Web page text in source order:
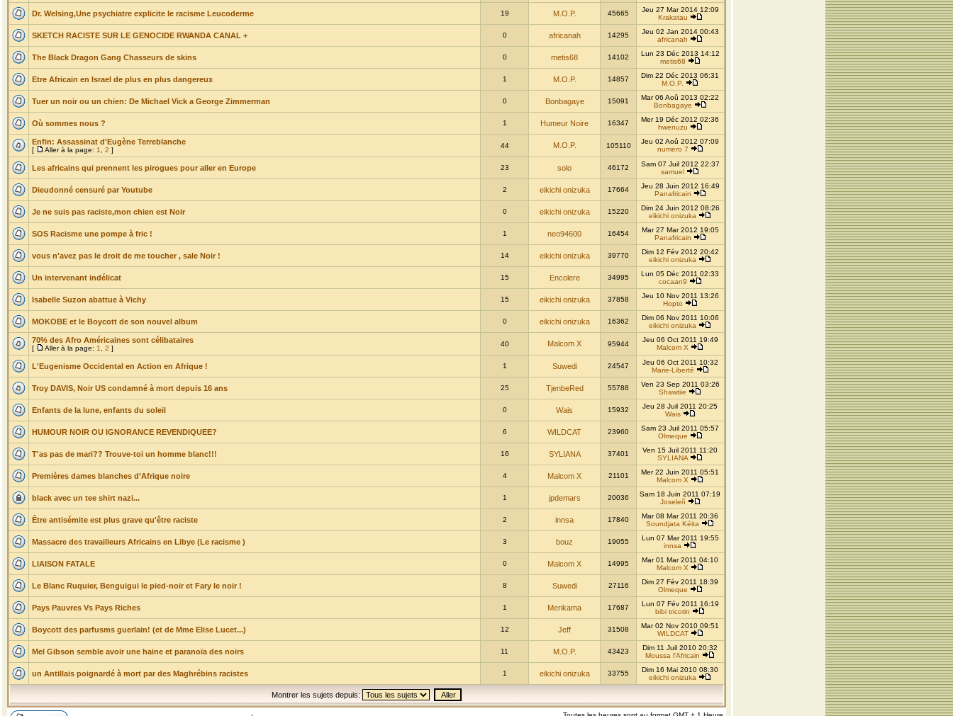
Dr. Welsing,Une psychiatre explicite le racisme Leucoderme 19 M.O.P. 45665
Jeu 27 Mar 2014 12:09
Krakatau
SKETCH RACISTE SUR LE GENOCIDE RWANDA CANAL + 0 africanah 14295
Jeu 02 Jan 2014 00:43
africanah
The Black Dragon Gang Chasseurs de skins 0 metis68 14102
Lun 23 Déc 2013 14:12
metis68
Etre Africain en Israel de plus en plus dangereux 1 M.O.P. 14857
Dim 22 Déc 2013 06:31
M.O.P.
Tuer un noir ou un chien: De Michael Vick a George Zimmerman 0 Bonbagaye 15091
Mar 06 Aoû 2013 02:22
Bonbagaye
Où sommes nous ? 1 Humeur Noire 16347
Mer 19 Déc 2012 02:36
hwenuzu
Enfin: Assassinat d'Eugène Terreblanche
[ Aller à la page: 1 2 ]
44 M.O.P. 105110
Jeu 02 Aoû 2012 07:09
numero 7
Les africains qui prennent les pirogues pour aller en Europe 23 solo 46172
Sam 07 Juil 2012 22:37
samuel
Dieudonné censuré par Youtube 2 eikichi onizuka 17664
Jeu 28 Juin 2012 16:49
Panafricain
Je ne suis pas raciste,mon chien est Noir 0 eikichi onizuka 15220
Dim 24 Juin 2012 08:26
eikichi onizuka
SOS Racisme une pompe à fric ! 1 neo94600 16454
Mar 27 Mar 2012 19:05
Panafricain
vous n'avez pas le droit de me toucher , sale Noir ! 14 eikichi onizuka 39770
Dim 12 Fév 2012 20:42
eikichi onizuka
Un intervenant indélicat 15 Encolere 34995
Lun 05 Déc 2011 02:33
cocaan9
Isabelle Suzon abattue à Vichy 15 eikichi onizuka 37858
Jeu 10 Nov 2011 13:26
Hopto
MOKOBE et le Boycott de son nouvel album 0 eikichi onizuka 16362
Dim 06 Nov 2011 10:06
eikichi onizuka
70% des Afro Américaines sont célibataires
[ Aller à la page: 1 2 ]
40 Malcom X 95944
Jeu 06 Oct 2011 19:49
Malcom X
L'Eugenisme Occidental en Action en Afrique ! 1 Suwedi 24547
Jeu 06 Oct 2011 10:32
Marie-Liberté
Troy DAVIS, Noir US condamné à mort depuis 16 ans 25 TjenbeRed 55788
Ven 23 Sep 2011 03:26
Shawtiie
Enfants de la lune, enfants du soleil 0 Wais 15932
Jeu 28 Juil 2011 20:25
Wais
HUMOUR NOIR OU IGNORANCE REVENDIQUEE? 6 WILDCAT 23960
Sam 23 Juil 2011 05:57
Olmeque
T'as pas de mari?? Trouve-toi un homme blanc!!! 16 SYLIANA 37401
Ven 15 Juil 2011 11:20
SYLIANA
Premières dames blanches d’Afrique noire 4 Malcom X 21101
Mer 22 Juin 2011 05:51
Malcom X
black avec un tee shirt nazi... 1 jpdemars 20036
Sam 18 Juin 2011 07:19
Joseleñ
Être antisémite est plus grave qu'être raciste 2 innsa 17840
Mar 08 Mar 2011 20:36
Soundjata Kéita
Massacre des travailleurs Africains en Libye (Le racisme ) 3 bouz 19055
Lun 07 Mar 2011 19:55
innsa
LIAISON FATALE 0 Malcom X 14995
Mar 01 Mar 2011 04:10
Malcom X
Le Blanc Ruquier, Benguigui le pied-noir et Fary le noir ! 8 Suwedi 27116
Dim 27 Fév 2011 18:39
Olmeque
Pays Pauvres Vs Pays Riches 1 Merikama 17687
Lun 07 Fév 2011 16:19
bibi tricotin
Boycott des parfusms guerlain! (et de Mme Elise Lucet...) 12 Jeff 31508
Mar 02 Nov 2010 09:51
WILDCAT
Mel Gibson semble avoir une haine et paranoïa des noirs 11 M.O.P. 43423
Dim 11 Juil 2010 20:32
Moussa l'Africain
un Antillais poignardé à mort par des Maghrébins racistes 1 eikichi onizuka 33755
Dim 16 Mai 2010 08:30
eikichi onizuka
Montrer les sujets depuis: